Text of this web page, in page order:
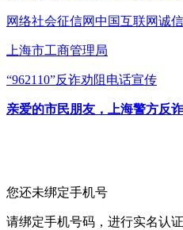
网络社会征信网中国互联网诚
上海市工商管理局
“962110”反诈劝阻电话宣传
亲爱的市民朋友，上海警方反
您还未绑定手机号
请绑定手机号码，进行实名认证